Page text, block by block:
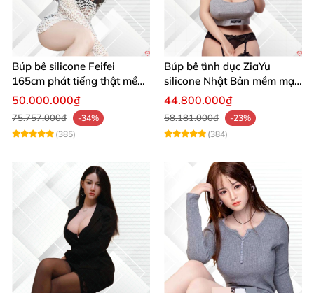
Búp bê silicone Feifei
165cm phát tiếng thật mềm
mại cao cấp
50.000.000₫
75.757.000₫
-34%
(385)
Búp bê tình dục ZiaYu
silicone Nhật Bản mềm mại
sống động
44.800.000₫
58.181.000₫
-23%
(384)